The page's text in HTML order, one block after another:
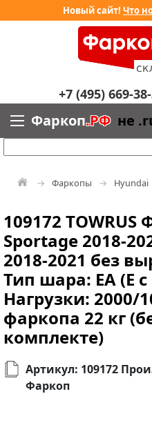
Новый сайт! Что
+7 (495) 669-
Фаркоп.РФ не
Фаркопы Hyundai
109172 TOWRUS
Sportage 2018-
2018-2021 без
Тип шара: EA (E
Нагрузки: 2000/
фаркопа 22 кг
комплекте)
Артикул: 109172
Фаркоп